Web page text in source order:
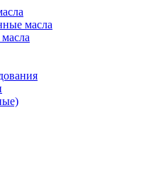
масла